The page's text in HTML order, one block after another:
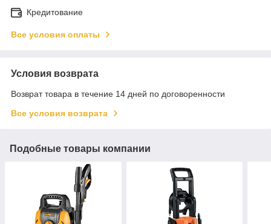
Кредитование
Все условия оплаты
Условия возврата
Возврат товара в течение 14 дней по договоренности
Все условия возврата
Подобные товары компании